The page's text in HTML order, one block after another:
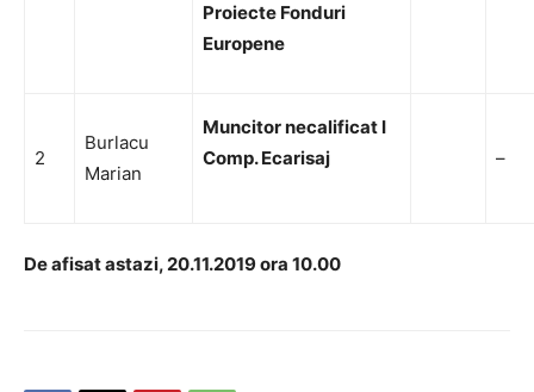
Proiecte Fonduri
Europene
2
Burlacu
Marian
Muncitor necalificat I
Comp. Ecarisaj
–
De afisat astazi, 20.11.2019 ora 10.00